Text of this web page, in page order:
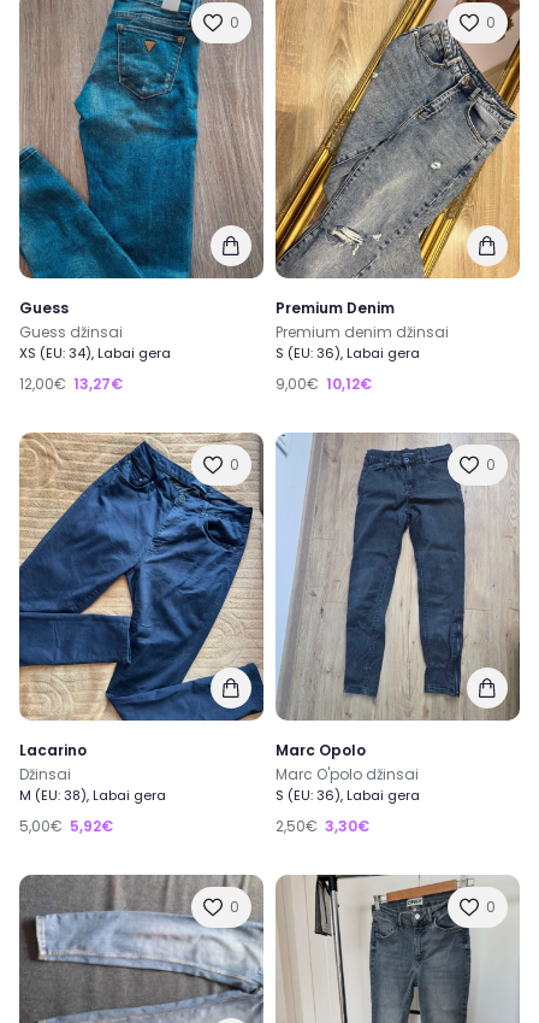
0
Guess
Guess džinsai
XS (EU: 34), Labai gera
12,00€ 13,27€
0
Premium Denim
Premium denim džinsai
S (EU: 36), Labai gera
9,00€ 10,12€
0
Lacarino
Džinsai
M (EU: 38), Labai gera
5,00€ 5,92€
0
Marc Opolo
Marc O'polo džinsai
S (EU: 36), Labai gera
2,50€ 3,30€
0 0